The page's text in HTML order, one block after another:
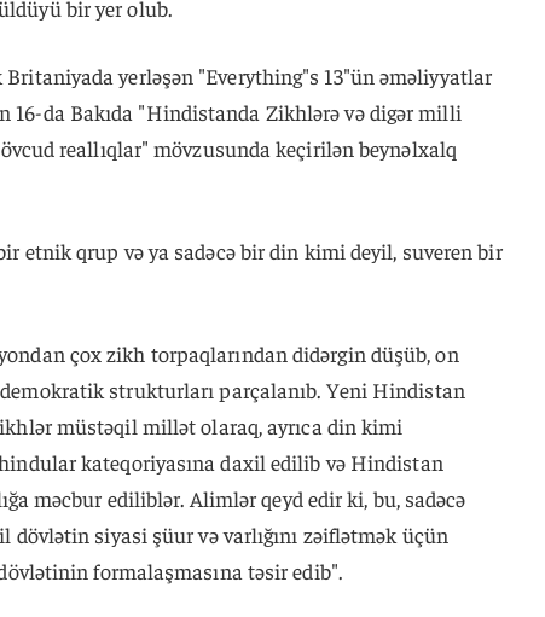
bir yer olub.
yerləşən "Everything"s 13"ün əməliyyatlar
16-da Bakıda "Hindistanda Zikhlərə və digər milli
reallıqlar" mövzusunda keçirilən beynəlxalq
etnik qrup və ya sadəcə bir din kimi deyil, suveren bir
çox zikh torpaqlarından didərgin düşüb, on
strukturları parçalanıb. Yeni Hindistan
müstəqil millət olaraq, ayrıca din kimi
kateqoriyasına daxil edilib və Hindistan
məcbur ediliblər. Alimlər qeyd edir ki, bu, sadəcə
siyasi şüur və varlığını zəiflətmək üçün
formalaşmasına təsir edib".